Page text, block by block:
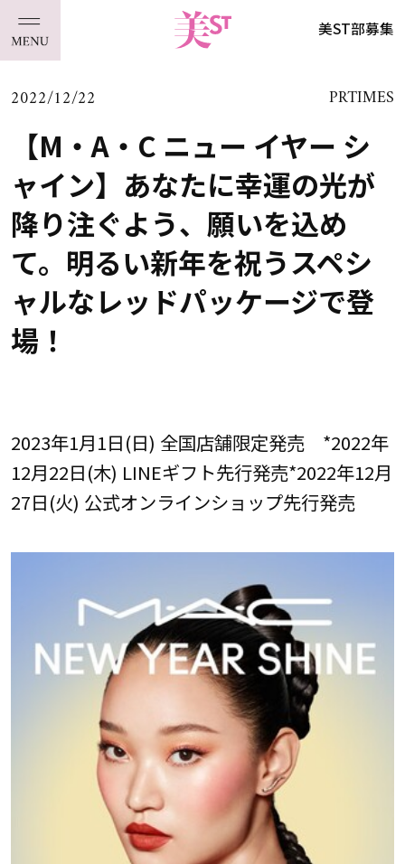
美ST部募集
2022/12/22 PRTIMES
【M・A・C ニュー イヤー シ
ャイン】あなたに幸運の光が
降り注ぐよう、願いを込め
て。明るい新年を祝うスペシ
ャルなレッドパッケージで登
場！
2023年1月1日(日) 全国店舗限定発売 *2022年
12月22日(木) LINEギフト先行発売*2022年12月
27日(火) 公式オンラインショップ先行発売